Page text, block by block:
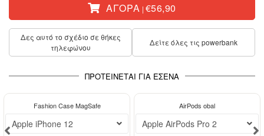
ΑΓΟΡΆ | €56,90
Δες αυτό το σχέδιο σε θήκες
τηλεφώνου
Δείτε όλες τις powerbank
ΠΡΟΤΕΊΝΕΤΑΙ ΓΙΑ ΕΣΈΝΑ
Fashion Case MagSafe
Apple iPhone 12
AirPods obal
Apple AirPods Pro 2